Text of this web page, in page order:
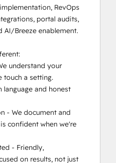
Certification
RevOps
portal audits,
AI/Breeze enablement.
understand your
touch a setting.
language and honest
- We document and
confident when we're
- Friendly,
on results, not just